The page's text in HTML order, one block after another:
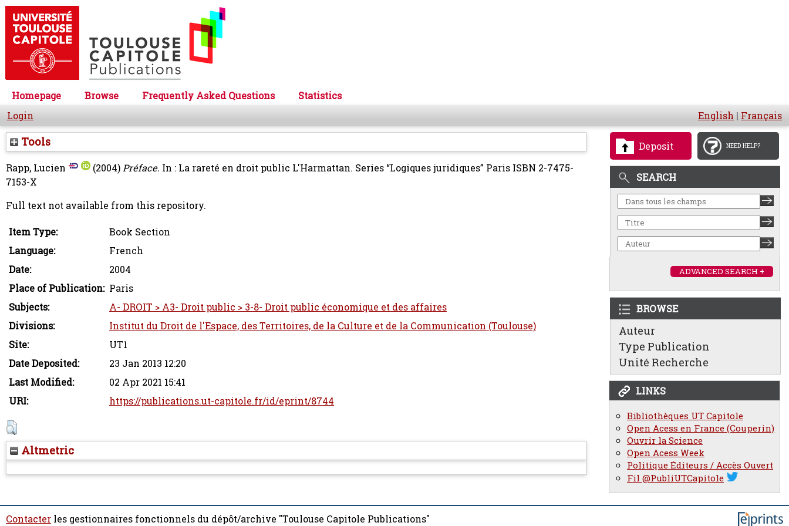
Homepage Browse Frequently Asked Questions
Statistics
Login
English | Français
Deposit NEED HELP?
SEARCH
ADVANCED SEARCH +
BROWSE
Auteur
Type Publication
Unité Recherche
LINKS
Bibliothèques UT Capitole
Open Acess en France (Couperin)
Ouvrir la Science
Open Acess Week
Politique Éditeurs / Accès Ouvert
Fil @PubliUTCapitole
Tools
Rapp, Lucien (2004)Préface. In : La rareté en droit public L'Harmattan. Series “Logiques juridiques” Paris ISBN 2-7475-
7153-X
Full text not available from this repository.
Item Type:
Book Section
Language:
French
Date:
2004
Place of Publication: Paris
Subjects:
A- DROIT > A3- Droit public > 3-8- Droit public économique et des affaires
Divisions:
Institut du Droit de l'Espace, des Territoires, de la Culture et de la Communication (Toulouse)
Site:
UT1
Date Deposited:
23 Jan 2013 12:20
Last Modified:
02 Apr 2021 15:41
URI:
https://publications.ut-capitole.fr/id/eprint/8744
Altmetric
Contacter les gestionnaires fonctionnels du dépôt/archive "Toulouse Capitole Publications"